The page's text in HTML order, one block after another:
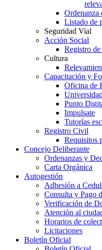
Ordenanza
Listado de
Seguridad Vial
Acción Social
Registro
Cultura
Capacitación y
Oficina de
Punto
Impulsate
Tutorías
Registro Civil
Requisitos
Concejo Deliberante
Ordenanzas y
Carta Orgánica
Autogestión
Adhesión a
Consulta y Pago
Verificación de
Atención al
Horarios de
Licitaciones
Boletín Oficial